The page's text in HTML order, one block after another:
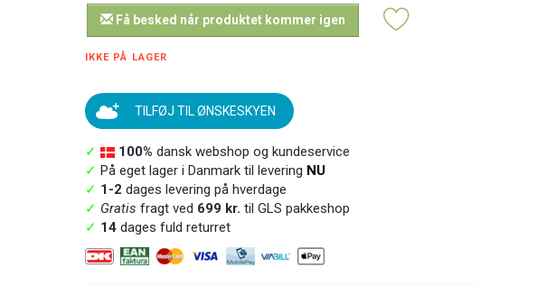
Få besked når produktet kommer igen
IKKE PÅ LAGER
TILFØJ TIL ØNSKESKYEN
✓ 100% dansk webshop og kundeservice
✓ På eget lager i Danmark til levering NU
✓ 1-2 dages levering på hverdage
✓ Gratis fragt ved 699 kr. til GLS pakkeshop
✓ 14dages fuld returret